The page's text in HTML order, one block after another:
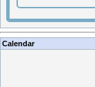
Calendar